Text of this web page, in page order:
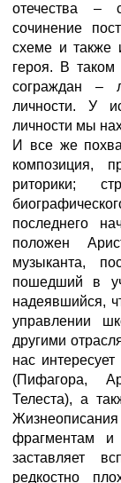
отечества –
сочинение
схеме и также
героя. В таком
сограждан –
личности. У
личности мы
И все же
композиция,
риторики;
последнего
положен
музыканта,
пошедший в
надеявшийся,
управлении
другими
нас
(Пифагора,
Телеста), а
фрагментам и
заставляет
редкостно